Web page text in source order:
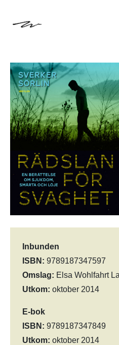
Inbunden
ISBN: 9789187347597
Omslag: Elsa Wohlfahrt
Utkom: oktober 2014
E-bok
ISBN: 9789187347849
Utkom: oktober 2014